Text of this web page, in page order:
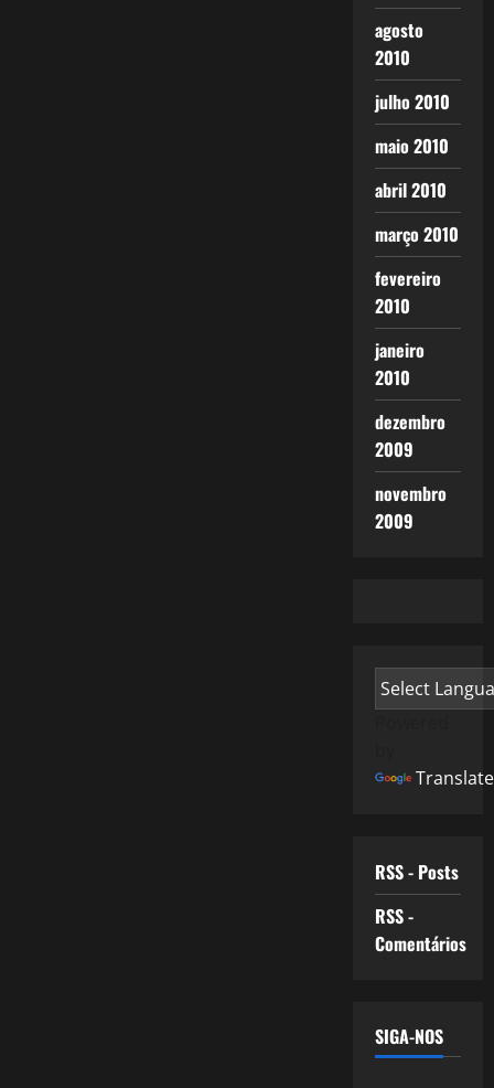
agosto
2010
julho 2010
maio 2010
abril 2010
março 2010
fevereiro
2010
janeiro
2010
dezembro
2009
novembro
2009
Translate
RSS - Posts
RSS -
Comentários
SIGA-NOS